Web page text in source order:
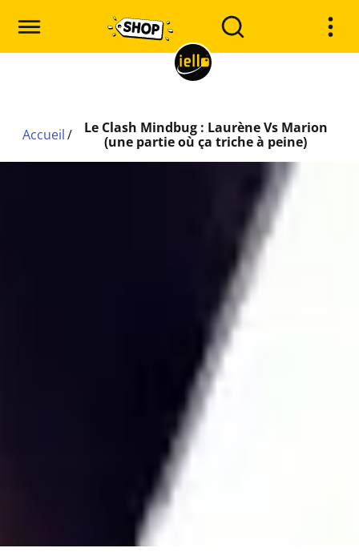
Accueil/
Le Clash Mindbug : Laurène Vs Marion
(une partie où ça triche à peine)